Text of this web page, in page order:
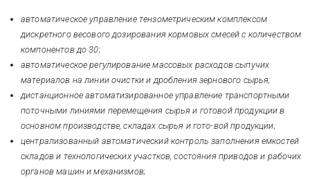
автоматическое управление тензометрическим комплексом
дискретного весового дозирования кормовых смесей с количеством
компонентов до 30;
автоматическое регулирование массовых расходов сыпучих
материалов на линии очистки и дробления зернового сырья;
дистанционное автоматизированное управление транспортными
поточными линиями перемещения сырья и готовой продукции в
основном производстве, складах сырья и гото-вой продукции;
централизованный автоматический контроль заполнения емкостей
складов и технологических участков, состояния приводов и рабочих
органов машин и механизмов;